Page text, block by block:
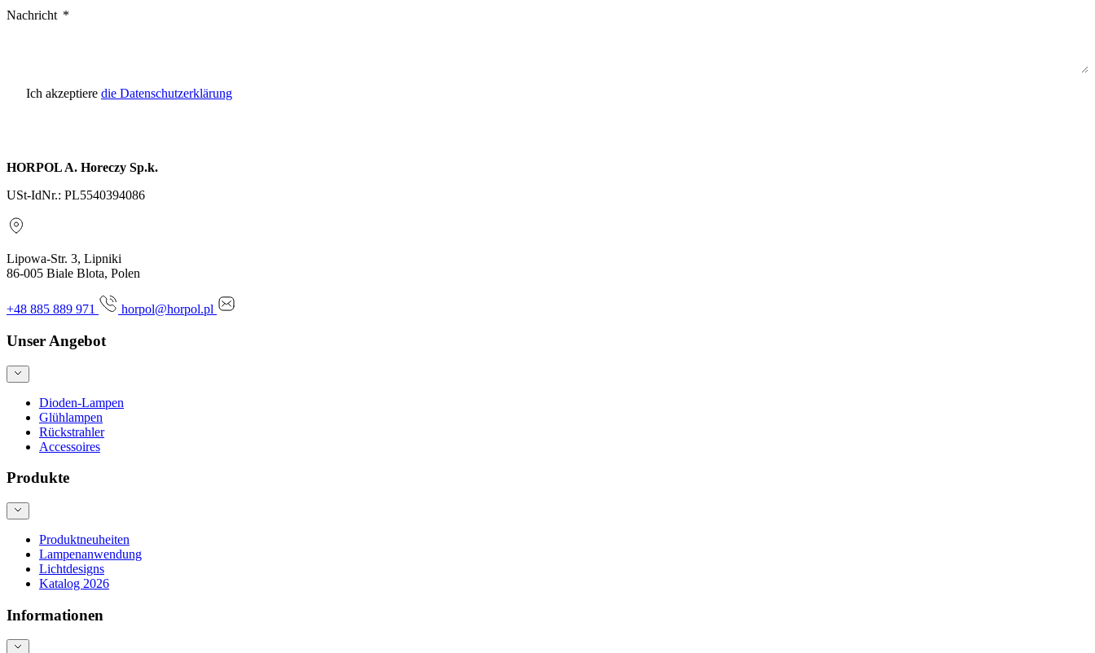
Nachricht
Ich akzeptiere die Datenschutzerklärung
HORPOL A. Horeczy Sp.k.
USt-IdNr.: PL5540394086
Lipowa-Str. 3, Lipniki
86-005 Biale Blota, Polen
+48 885 889 971 horpol@horpol.pl
Unser Angebot
Dioden-Lampen
Glühlampen
Rückstrahler
Accessoires
Produkte
Produktneuheiten
Lampenanwendung
Lichtdesigns
Katalog 2026
Informationen